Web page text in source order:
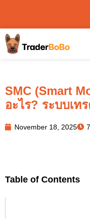
SMC (Smart
อะไร? ระบบเท
November 18, 2025
Table of Contents